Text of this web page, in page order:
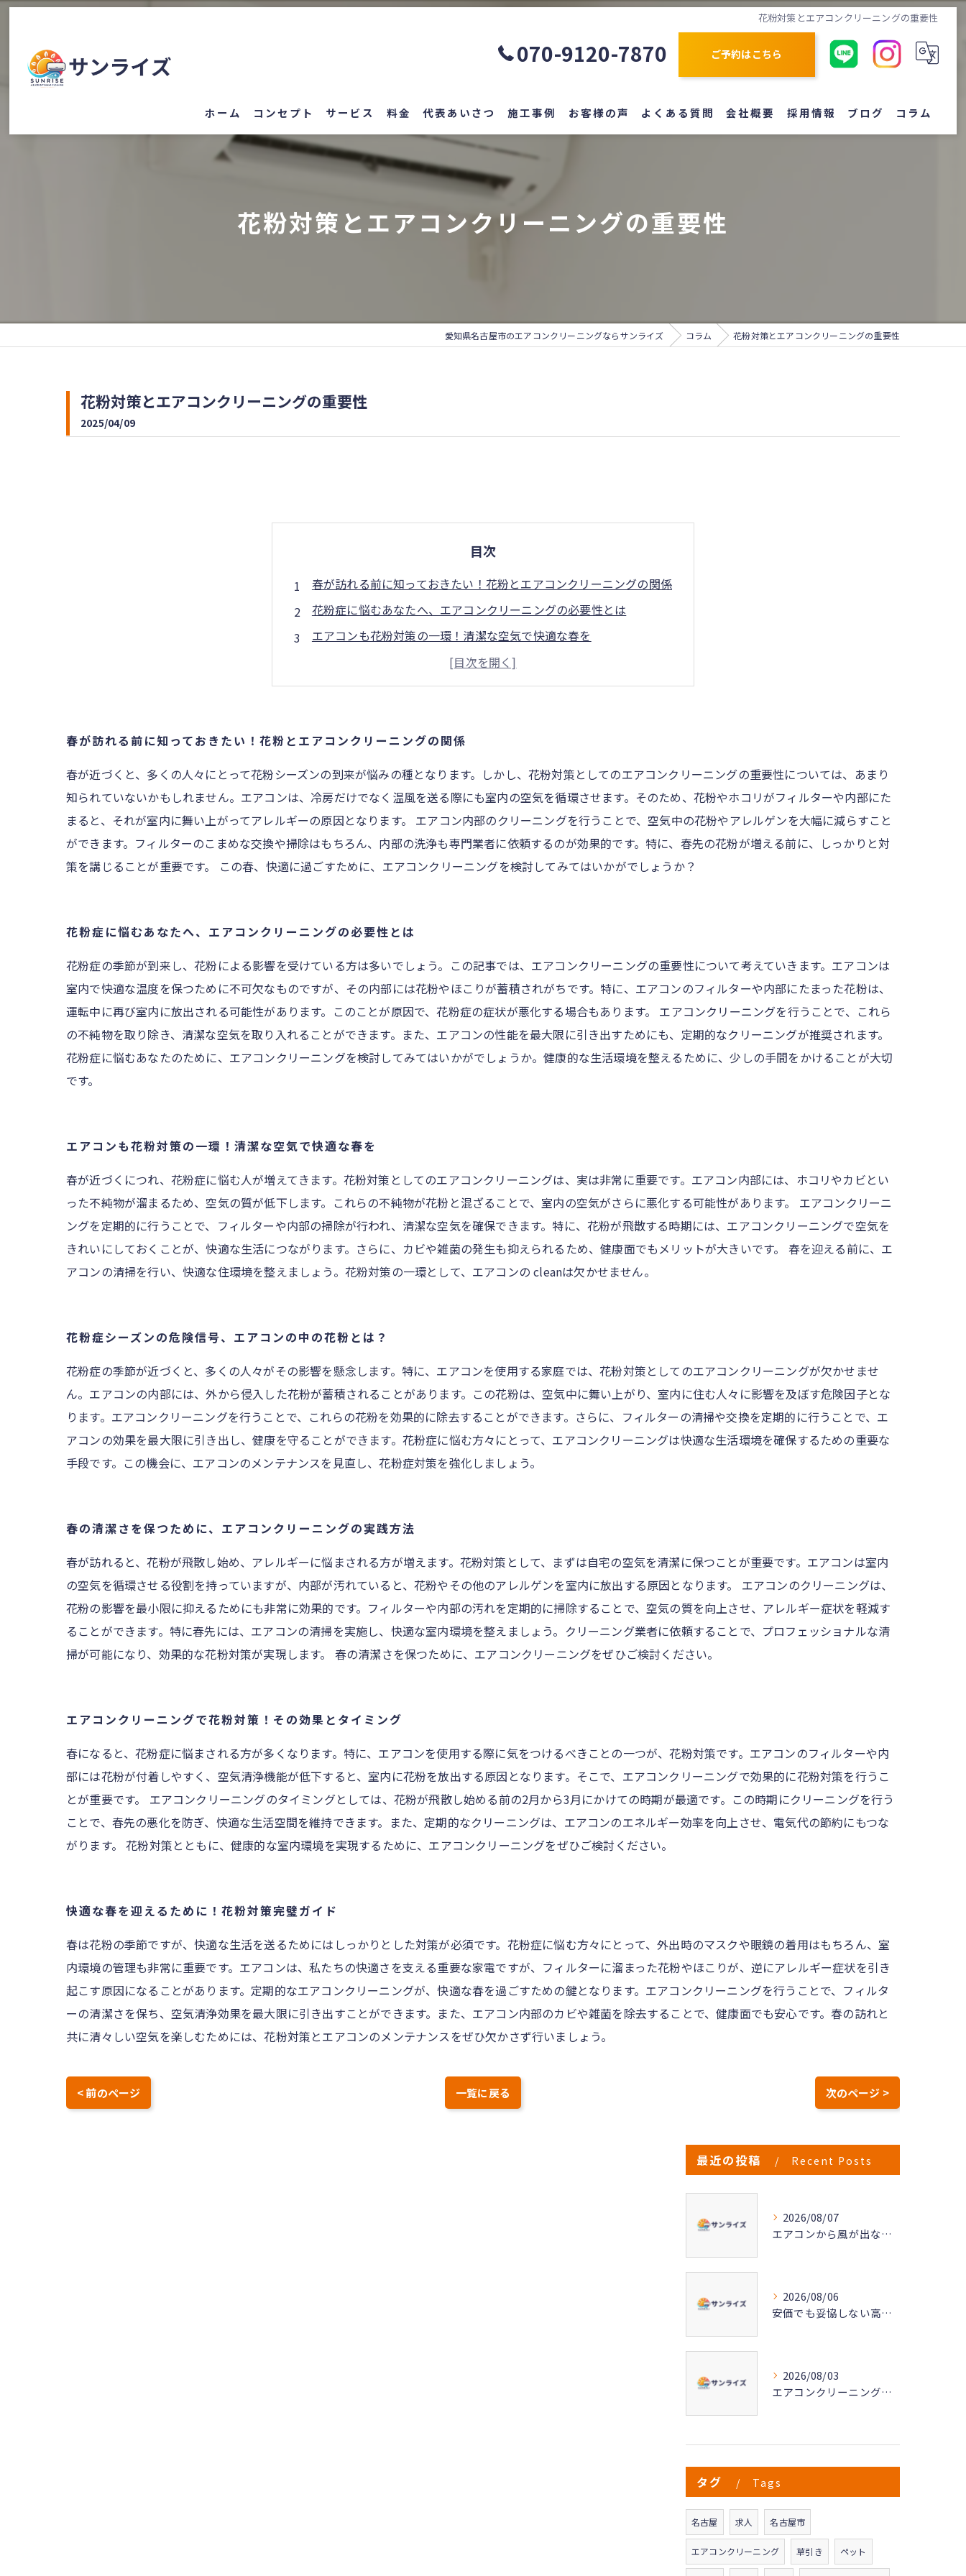
花粉対策とエアコンクリーニングの重要性
070-9120-7870 ご予約はこちら
ホーム コンセプト サービス 料金 代表あいさつ 施工事例 お客様の声 よくある質問 会社概要 採用情報 ブログ コラム
花粉対策とエアコンクリーニングの重要性
愛知県名古屋市のエアコンクリーニングならサンライズ コラム 花粉対策とエアコンクリーニングの重要性
花粉対策とエアコンクリーニングの重要性
2025/04/09
目次
春が訪れる前に知っておきたい！花粉とエアコンクリーニングの関係
花粉症に悩むあなたへ、エアコンクリーニングの必要性とは
エアコンも花粉対策の一環！清潔な空気で快適な春を
花粉症シーズンの危険信号、エアコンの中の花粉とは？
春の清潔さを保つために、エアコンクリーニングの実践方法
快適な春を迎えるために！花粉対策完璧ガイド
春が訪れる前に知っておきたい！花粉とエアコンクリーニングの関係
春が近づくと、多くの人々にとって花粉シーズンの到来が悩みの種となります。しかし、花粉対策としてのエアコンクリーニングの重要性については、あまり
知られていないかもしれません。エアコンは、冷房だけでなく温風を送る際にも室内の空気を循環させます。そのため、花粉やホコリがフィルターや内部にた
まると、それが室内に舞い上がってアレルギーの原因となります。 エアコン内部のクリーニングを行うことで、空気中の花粉やアレルゲンを大幅に減らすこと
ができます。フィルターのこまめな交換や掃除はもちろん、内部の洗浄も専門業者に依頼するのが効果的です。特に、春先の花粉が増える前に、しっかりと対
策を講じることが重要です。 この春、快適に過ごすために、エアコンクリーニングを検討してみてはいかがでしょうか？
花粉症に悩むあなたへ、エアコンクリーニングの必要性とは
花粉症の季節が到来し、花粉による影響を受けている方は多いでしょう。この記事では、エアコンクリーニングの重要性について考えていきます。エアコンは
室内で快適な温度を保つために不可欠なものですが、その内部には花粉やほこりが蓄積されがちです。特に、エアコンのフィルターや内部にたまった花粉は、
運転中に再び室内に放出される可能性があります。このことが原因で、花粉症の症状が悪化する場合もあります。 エアコンクリーニングを行うことで、これら
の不純物を取り除き、清潔な空気を取り入れることができます。また、エアコンの性能を最大限に引き出すためにも、定期的なクリーニングが推奨されます。
花粉症に悩むあなたのために、エアコンクリーニングを検討してみてはいかがでしょうか。健康的な生活環境を整えるために、少しの手間をかけることが大切
です。
エアコンも花粉対策の一環！清潔な空気で快適な春を
春が近づくにつれ、花粉症に悩む人が増えてきます。花粉対策としてのエアコンクリーニングは、実は非常に重要です。エアコン内部には、ホコリやカビとい
った不純物が溜まるため、空気の質が低下します。これらの不純物が花粉と混ざることで、室内の空気がさらに悪化する可能性があります。 エアコンクリーニ
ングを定期的に行うことで、フィルターや内部の掃除が行われ、清潔な空気を確保できます。特に、花粉が飛散する時期には、エアコンクリーニングで空気を
きれいにしておくことが、快適な生活につながります。さらに、カビや雑菌の発生も抑えられるため、健康面でもメリットが大きいです。 春を迎える前に、エ
アコンの清掃を行い、快適な住環境を整えましょう。花粉対策の一環として、エアコンの cleanは欠かせません。
花粉症シーズンの危険信号、エアコンの中の花粉とは？
花粉症の季節が近づくと、多くの人々がその影響を懸念します。特に、エアコンを使用する家庭では、花粉対策としてのエアコンクリーニングが欠かせませ
ん。エアコンの内部には、外から侵入した花粉が蓄積されることがあります。この花粉は、空気中に舞い上がり、室内に住む人々に影響を及ぼす危険因子とな
ります。エアコンクリーニングを行うことで、これらの花粉を効果的に除去することができます。さらに、フィルターの清掃や交換を定期的に行うことで、エ
アコンの効果を最大限に引き出し、健康を守ることができます。花粉症に悩む方々にとって、エアコンクリーニングは快適な生活環境を確保するための重要な
手段です。この機会に、エアコンのメンテナンスを見直し、花粉症対策を強化しましょう。
春の清潔さを保つために、エアコンクリーニングの実践方法
春が訪れると、花粉が飛散し始め、アレルギーに悩まされる方が増えます。花粉対策として、まずは自宅の空気を清潔に保つことが重要です。エアコンは室内
の空気を循環させる役割を持っていますが、内部が汚れていると、花粉やその他のアレルゲンを室内に放出する原因となります。 エアコンのクリーニングは、
花粉の影響を最小限に抑えるためにも非常に効果的です。フィルターや内部の汚れを定期的に掃除することで、空気の質を向上させ、アレルギー症状を軽減す
ることができます。特に春先には、エアコンの清掃を実施し、快適な室内環境を整えましょう。クリーニング業者に依頼することで、プロフェッショナルな清
掃が可能になり、効果的な花粉対策が実現します。 春の清潔さを保つために、エアコンクリーニングをぜひご検討ください。
エアコンクリーニングで花粉対策！その効果とタイミング
春になると、花粉症に悩まされる方が多くなります。特に、エアコンを使用する際に気をつけるべきことの一つが、花粉対策です。エアコンのフィルターや内
部には花粉が付着しやすく、空気清浄機能が低下すると、室内に花粉を放出する原因となります。そこで、エアコンクリーニングで効果的に花粉対策を行うこ
とが重要です。 エアコンクリーニングのタイミングとしては、花粉が飛散し始める前の2月から3月にかけての時期が最適です。この時期にクリーニングを行う
ことで、春先の悪化を防ぎ、快適な生活空間を維持できます。また、定期的なクリーニングは、エアコンのエネルギー効率を向上させ、電気代の節約にもつな
がります。 花粉対策とともに、健康的な室内環境を実現するために、エアコンクリーニングをぜひご検討ください。
快適な春を迎えるために！花粉対策完璧ガイド
春は花粉の季節ですが、快適な生活を送るためにはしっかりとした対策が必須です。花粉症に悩む方々にとって、外出時のマスクや眼鏡の着用はもちろん、室
内環境の管理も非常に重要です。エアコンは、私たちの快適さを支える重要な家電ですが、フィルターに溜まった花粉やほこりが、逆にアレルギー症状を引き
起こす原因になることがあります。定期的なエアコンクリーニングが、快適な春を過ごすための鍵となります。エアコンクリーニングを行うことで、フィルタ
ーの清潔さを保ち、空気清浄効果を最大限に引き出すことができます。また、エアコン内部のカビや雑菌を除去することで、健康面でも安心です。春の訪れと
共に清々しい空気を楽しむためには、花粉対策とエアコンのメンテナンスをぜひ欠かさず行いましょう。
< 前のページ 一覧に戻る 次のページ >
最近の投稿 Recent Posts
2026/08/07
エアコンから風が出ない原因と対策法
2026/08/06
安価でも妥協しない高品質なエアコンクリーニングの秘密
2026/08/03
エアコンクリーニングで実現する快適な空気環境づくり
タグ Tags
名古屋 求人 名古屋市
エアコンクリーニング 草引き ペット